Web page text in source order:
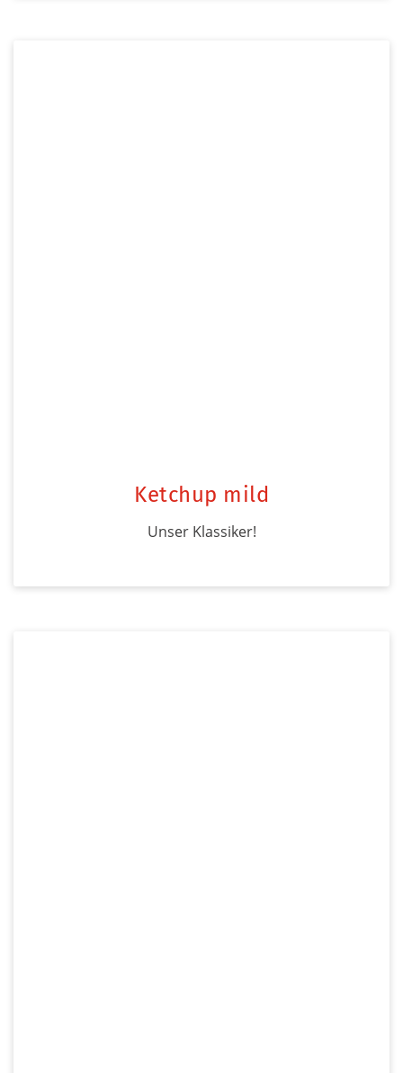
Ketchup mild
Unser Klassiker!